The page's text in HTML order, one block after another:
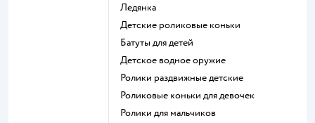
Ледянка
Детские роликовые коньки
Батуты для детей
Детское водное оружие
Ролики раздвижные детские
Роликовые коньки для девочек
Ролики для мальчиков